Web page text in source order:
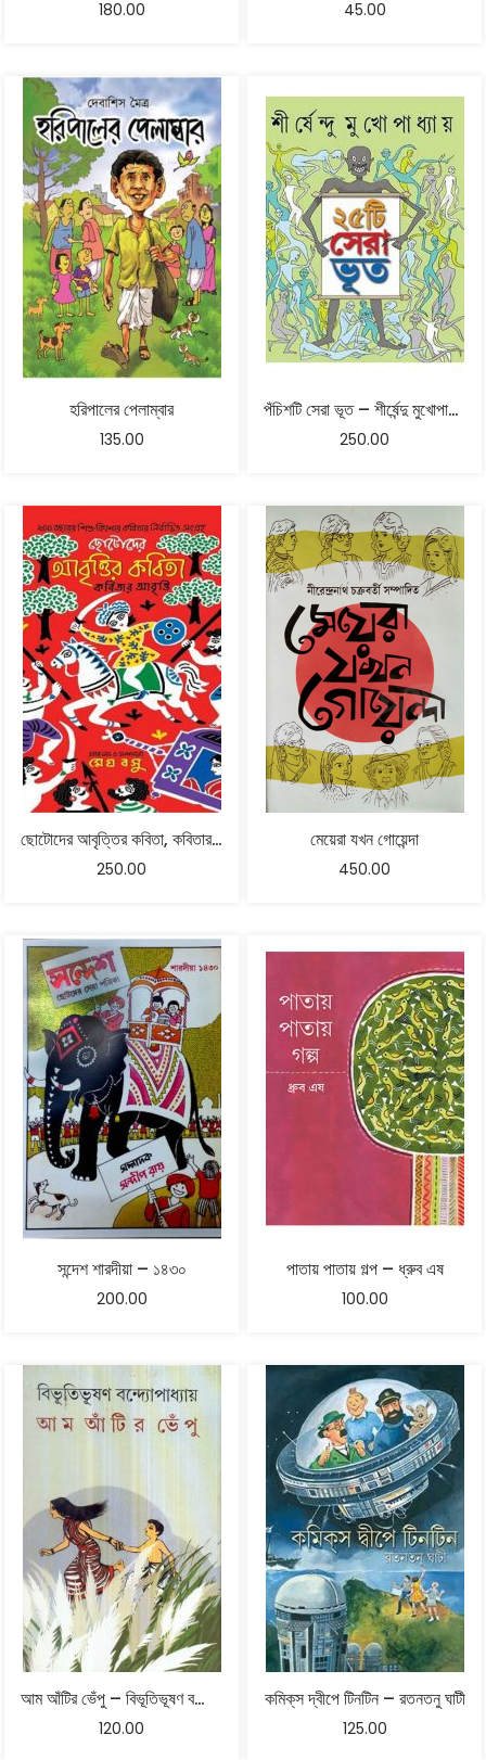
180.00 45.00
হরিপালের পেলাম্বার
135.00
পঁচিশটি সেরা ভূত – শীর্ষেন্দু মুখোপাধ্যায়
250.00
ছোটোদের আবৃত্তির কবিতা, কবিতার আবৃত্তি – মেঘ বসু
250.00
মেয়েরা যখন গোয়েন্দা
450.00
সন্দেশ শারদীয়া – ১৪৩০
200.00
পাতায় পাতায় গল্প – ধ্রুব এষ
100.00
আম আঁটির ভেঁপু – বিভূতিভূষণ বন্দ্যোপাধ্যায়
120.00
কমিক্‌স দ্বীপে টিনটিন – রতনতনু ঘাটী
125.00